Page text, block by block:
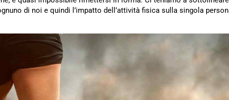
di noi e quindi l’impatto dell’attività fisica sulla singola